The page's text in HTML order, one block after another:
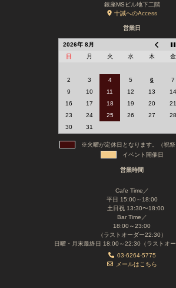
銀座MSビル地下二階
十誡へのAccess
営業日
2026年 8月
日
月 火 水 木 金
2
3 4 5 6 7
9
10 11 12 13 14
16
17 18 19 20 21
23
24 25 26 27 28
30
31
※火曜が定休日となります。（祝祭
イベント開催日
営業時間
Cafe Time／
平日 15:00～18:00
土日祝 13:30〜18:00
Bar Time／
18:00～23:00
（ラストオーダー22:30）
日曜・月末最終日 18:00～22:30（ラストオー
03-6264-5775
メールはこちら